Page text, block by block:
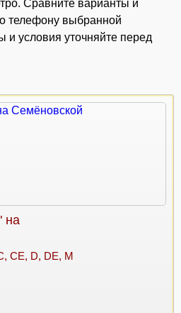
Сравните варианты и
телефону выбранной
условия уточняйте перед
на
CE, D, DE, M